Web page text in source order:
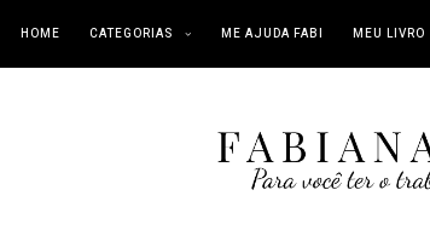
HOME CATEGORIAS ME AJUDA FABI MEU LIVRO